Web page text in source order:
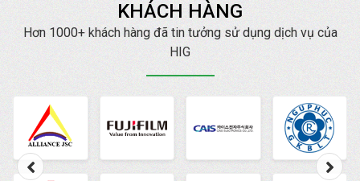
Facebook Marketing,
mang lại hiệu quả về
như uy tín thương hiệu
cho doanh nghiệp/shop.
tỉnh Miền Bắc, chúng tôi
chắc chắn sẽ giúp quý
khách phát triển kinh
KHÁCH HÀNG
Hơn 1000+ khách hàng đã tin tưởng sử dụng dịch vụ của
HIG